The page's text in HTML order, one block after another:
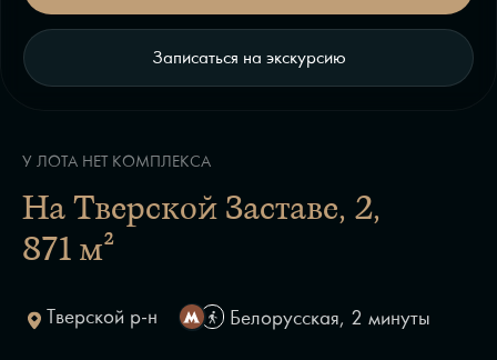
Записаться на экскурсию
У ЛОТА НЕТ КОМПЛЕКСА
На Тверской Заставе, 2,
871 м²
Тверской р-н Белорусская, 2 минуты